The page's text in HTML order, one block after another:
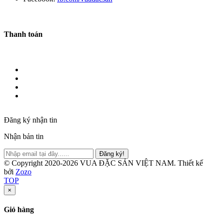
Thanh toán
Đăng ký nhận tin
Nhận bản tin
Đăng ký!
© Copyright 2020-2026 VUA ĐẶC SẢN VIỆT NAM. Thiết kế
bởi Zozo
TOP
×
Giỏ hàng